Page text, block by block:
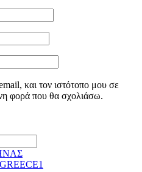
και τον ιστότοπο μου σε
φορά που θα σχολιάσω.